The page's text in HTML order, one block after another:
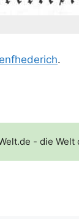
.
- die Welt